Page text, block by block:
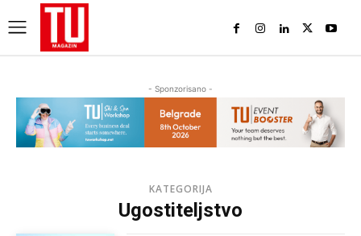
- Sponzorisano -
KATEGORIJA
Ugostiteljstvo